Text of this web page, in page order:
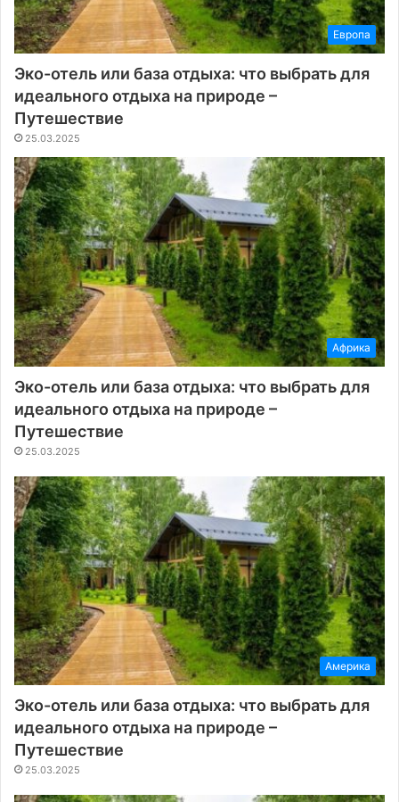
Европа
Эко-отель или база отдыха: что выбрать для
идеального отдыха на природе –
Путешествие
25.03.2025
Африка
Эко-отель или база отдыха: что выбрать для
идеального отдыха на природе –
Путешествие
25.03.2025
Америка
Эко-отель или база отдыха: что выбрать для
идеального отдыха на природе –
Путешествие
25.03.2025